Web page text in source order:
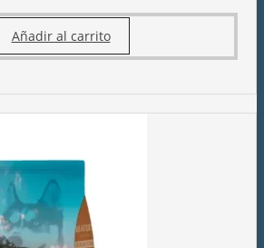
original
era:
$3,800.00.
actual
$3,190.00.
Añadir al carrito